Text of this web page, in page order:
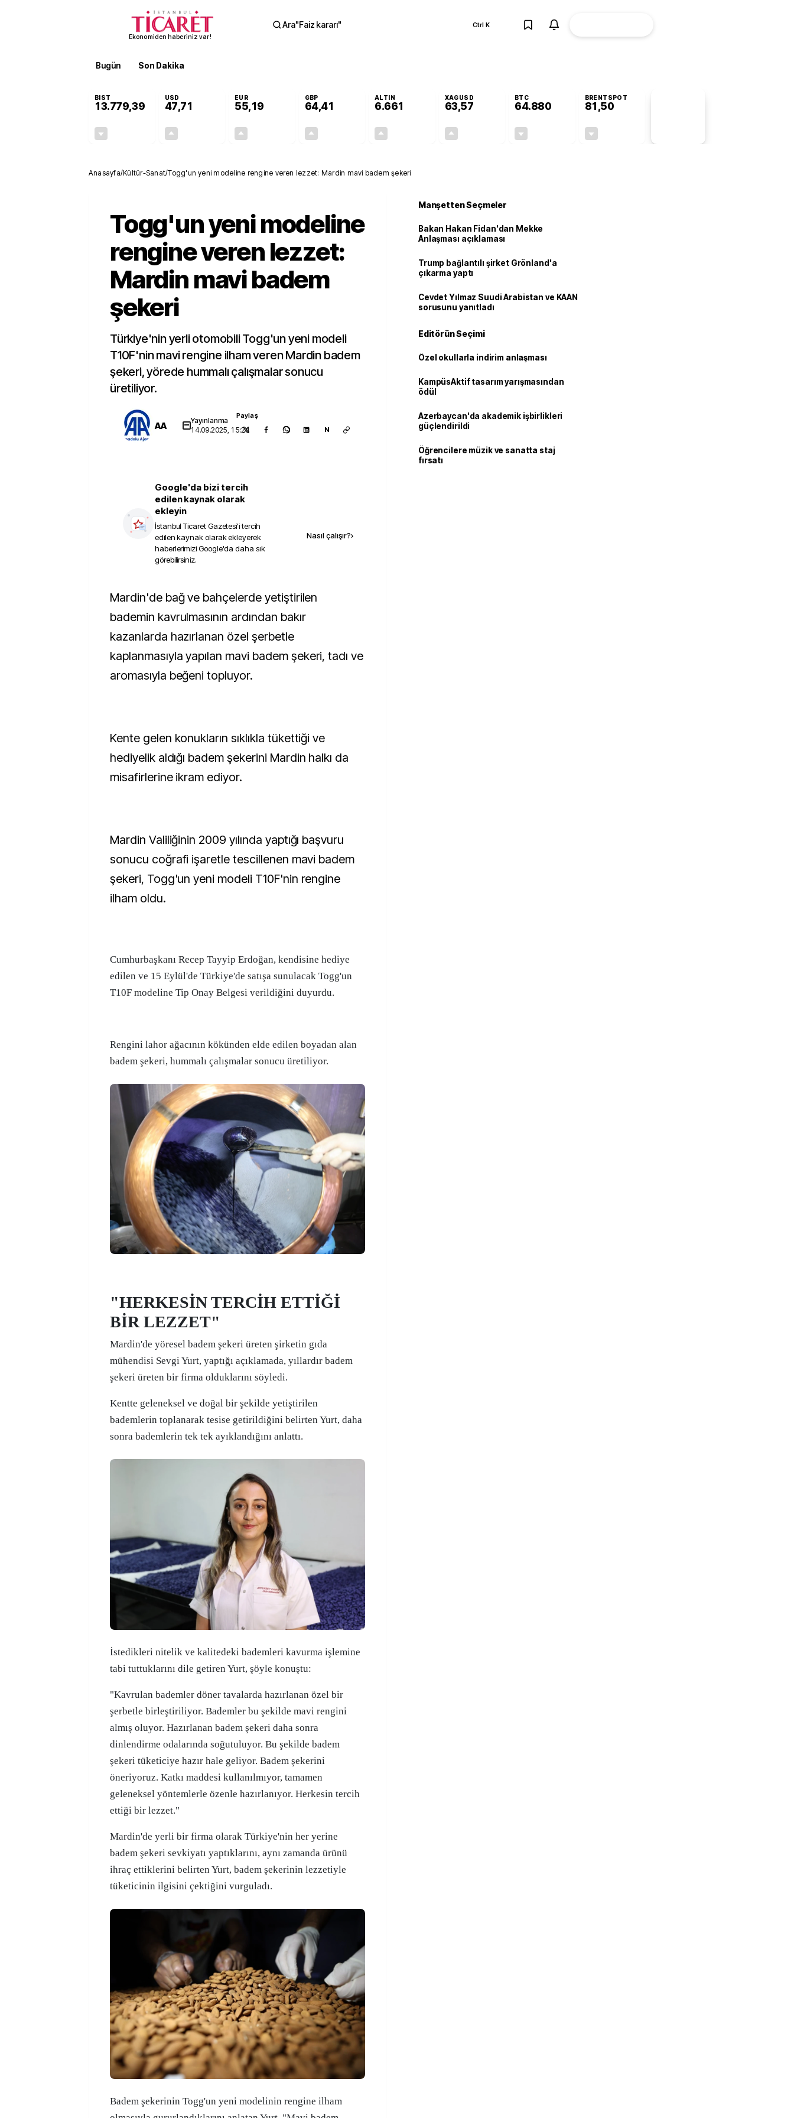
Ekonomiden haberiniz var!
Ara"Faiz kararı" Ctrl K
Bugün Son Dakika
BIST
13.779,39
USD
47,71
EUR
55,19
GBP
64,41
ALTIN
6.661
XAGUSD
63,57
BTC
64.880
BRENTSPOT
81,50
Anasayfa/Kültür-Sanat/Togg'un yeni modeline rengine veren lezzet: Mardin mavi badem şekeri
Togg'un yeni modeline
rengine veren lezzet:
Mardin mavi badem
şekeri
Türkiye'nin yerli otomobili Togg'un yeni modeli
T10F'nin mavi rengine ilham veren Mardin badem
şekeri, yörede hummalı çalışmalar sonucu
üretiliyor.
AA
Yayınlanma
14.09.2025, 15:24
Paylaş
N
Google'da bizi tercih
edilen kaynak olarak
ekleyin
İstanbul Ticaret Gazetesi'i tercih
edilen kaynak olarak ekleyerek
haberlerimizi Google'da daha sık
görebilirsiniz.
Nasıl çalışır?›
Mardin'de bağ ve bahçelerde yetiştirilen
bademin kavrulmasının ardından bakır
kazanlarda hazırlanan özel şerbetle
kaplanmasıyla yapılan mavi badem şekeri, tadı ve
aromasıyla beğeni topluyor.
Kente gelen konukların sıklıkla tükettiği ve
hediyelik aldığı badem şekerini Mardin halkı da
misafirlerine ikram ediyor.
Mardin Valiliğinin 2009 yılında yaptığı başvuru
sonucu coğrafi işaretle tescillenen mavi badem
şekeri, Togg'un yeni modeli T10F'nin rengine
ilham oldu.
Cumhurbaşkanı Recep Tayyip Erdoğan, kendisine hediye
edilen ve 15 Eylül'de Türkiye'de satışa sunulacak Togg'un
T10F modeline Tip Onay Belgesi verildiğini duyurdu.
Rengini lahor ağacının kökünden elde edilen boyadan alan
badem şekeri, hummalı çalışmalar sonucu üretiliyor.
"HERKESİN TERCİH ETTİĞİ
BİR LEZZET"
Mardin'de yöresel badem şekeri üreten şirketin gıda
mühendisi Sevgi Yurt, yaptığı açıklamada, yıllardır badem
şekeri üreten bir firma olduklarını söyledi.
Kentte geleneksel ve doğal bir şekilde yetiştirilen
bademlerin toplanarak tesise getirildiğini belirten Yurt, daha
sonra bademlerin tek tek ayıklandığını anlattı.
İstedikleri nitelik ve kalitedeki bademleri kavurma işlemine
tabi tuttuklarını dile getiren Yurt, şöyle konuştu:
"Kavrulan bademler döner tavalarda hazırlanan özel bir
şerbetle birleştiriliyor. Bademler bu şekilde mavi rengini
almış oluyor. Hazırlanan badem şekeri daha sonra
dinlendirme odalarında soğutuluyor. Bu şekilde badem
şekeri tüketiciye hazır hale geliyor. Badem şekerini
öneriyoruz. Katkı maddesi kullanılmıyor, tamamen
geleneksel yöntemlerle özenle hazırlanıyor. Herkesin tercih
ettiği bir lezzet."
Mardin'de yerli bir firma olarak Türkiye'nin her yerine
badem şekeri sevkiyatı yaptıklarını, aynı zamanda ürünü
ihraç ettiklerini belirten Yurt, badem şekerinin lezzetiyle
tüketicinin ilgisini çektiğini vurguladı.
Badem şekerinin Togg'un yeni modelinin rengine ilham
Manşetten Seçmeler
Bakan Hakan Fidan'dan Mekke
Anlaşması açıklaması
Trump bağlantılı şirket Grönland'a
çıkarma yaptı
Cevdet Yılmaz Suudi Arabistan ve KAAN
sorusunu yanıtladı
Editörün Seçimi
Özel okullarla indirim anlaşması
KampüsAktif tasarım yarışmasından
ödül
Azerbaycan'da akademik işbirlikleri
güçlendirildi
Öğrencilere müzik ve sanatta staj
fırsatı